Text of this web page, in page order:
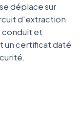
déplace sur
d'extraction
conduit et
un certificat daté